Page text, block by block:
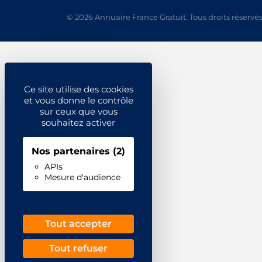
Ce site utilise des cookies
et vous donne le contrôle
sur ceux que vous
souhaitez activer
Nos partenaires (2)
APIs
Mesure d'audience
Tout accepter
Tout refuser
© 2026 Annuaire France Gratuit. Tous droits